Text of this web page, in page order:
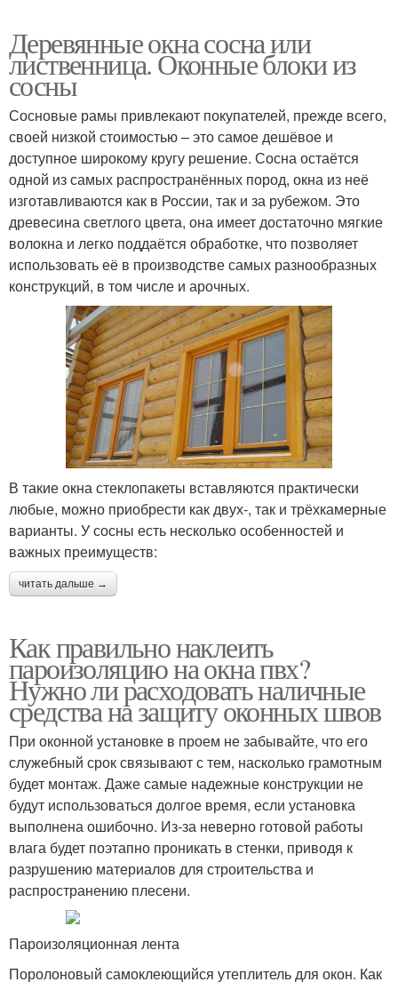
Деревянные окна сосна или
лиственница. Оконные блоки из
сосны
Сосновые рамы привлекают покупателей, прежде всего,
своей низкой стоимостью – это самое дешёвое и
доступное широкому кругу решение. Сосна остаётся
одной из самых распространённых пород, окна из неё
изготавливаются как в России, так и за рубежом. Это
древесина светлого цвета, она имеет достаточно мягкие
волокна и легко поддаётся обработке, что позволяет
использовать её в производстве самых разнообразных
конструкций, в том числе и арочных.
В такие окна стеклопакеты вставляются практически
любые, можно приобрести как двух-, так и трёхкамерные
варианты. У сосны есть несколько особенностей и
важных преимуществ:
читать дальше →
Как правильно наклеить
пароизоляцию на окна пвх?
Нужно ли расходовать наличные
средства на защиту оконных швов
При оконной установке в проем не забывайте, что его
служебный срок связывают с тем, насколько грамотным
будет монтаж. Даже самые надежные конструкции не
будут использоваться долгое время, если установка
выполнена ошибочно. Из-за неверно готовой работы
влага будет поэтапно проникать в стенки, приводя к
разрушению материалов для строительства и
распространению плесени.
Пароизоляционная лента
Поролоновый самоклеющийся утеплитель для окон. Как